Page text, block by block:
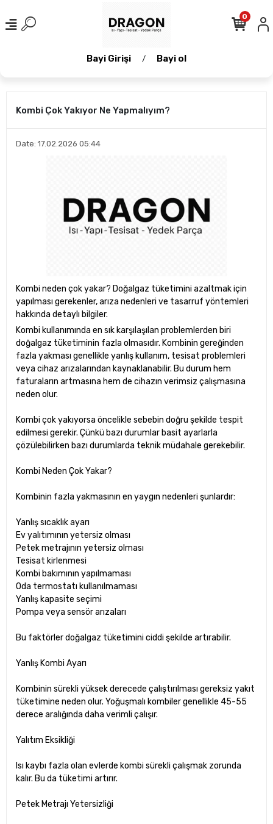
Bayi Girişi / Bayi ol
0
Kombi Çok Yakıyor Ne Yapmalıyım?
Date: 17.02.2026 05:44
Kombi neden çok yakar? Doğalgaz tüketimini azaltmak için
yapılması gerekenler, arıza nedenleri ve tasarruf yöntemleri
hakkında detaylı bilgiler.
Kombi kullanımında en sık karşılaşılan problemlerden biri
doğalgaz tüketiminin fazla olmasıdır. Kombinin gereğinden
fazla yakması genellikle yanlış kullanım, tesisat problemleri
veya cihaz arızalarından kaynaklanabilir. Bu durum hem
faturaların artmasına hem de cihazın verimsiz çalışmasına
neden olur.
Kombi çok yakıyorsa öncelikle sebebin doğru şekilde tespit
edilmesi gerekir. Çünkü bazı durumlar basit ayarlarla
çözülebilirken bazı durumlarda teknik müdahale gerekebilir.
Kombi Neden Çok Yakar?
Kombinin fazla yakmasının en yaygın nedenleri şunlardır:
Yanlış sıcaklık ayarı
Ev yalıtımının yetersiz olması
Petek metrajının yetersiz olması
Tesisat kirlenmesi
Kombi bakımının yapılmaması
Oda termostatı kullanılmaması
Yanlış kapasite seçimi
Pompa veya sensör arızaları
Bu faktörler doğalgaz tüketimini ciddi şekilde artırabilir.
Yanlış Kombi Ayarı
Kombinin sürekli yüksek derecede çalıştırılması gereksiz yakıt
tüketimine neden olur. Yoğuşmalı kombiler genellikle 45-55
derece aralığında daha verimli çalışır.
Yalıtım Eksikliği
Isı kaybı fazla olan evlerde kombi sürekli çalışmak zorunda
kalır. Bu da tüketimi artırır.
Petek Metrajı Yetersizliği